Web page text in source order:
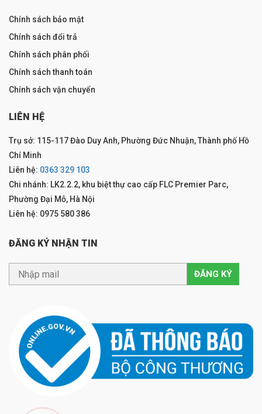
Chính sách bảo mật
Chính sách đổi trả
Chính sách phân phối
Chính sách thanh toán
Chính sách vận chuyển
LIÊN HỆ
Trụ sở: 115-117 Đào Duy Anh, Phường Đức Nhuận, Thành phố Hồ
Chí Minh
Liên hệ: 0363 329 103
Chi nhánh: LK2.2.2, khu biệt thự cao cấp FLC Premier Parc,
Phường Đại Mỗ, Hà Nội
Liên hệ: 0975 580 386
ĐĂNG KÝ NHẬN TIN